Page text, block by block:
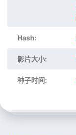
Hash:
影片大小:
种子时间: